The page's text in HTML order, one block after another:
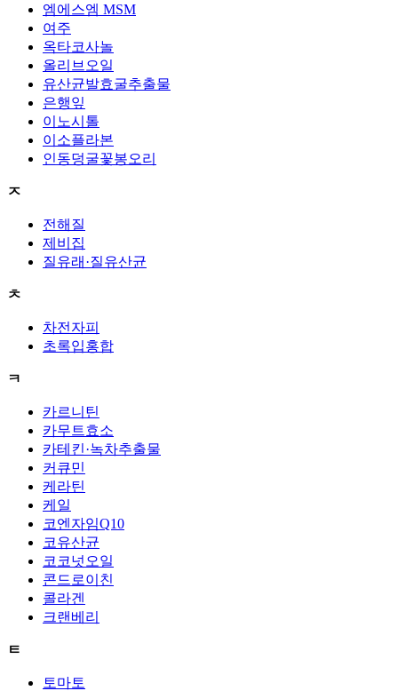
엠에스엠 MSM
여주
옥타코사놀
올리브오일
유산균발효굴추출물
은행잎
이노시톨
이소플라본
인동덩굴꽃봉오리
ㅈ
전해질
제비집
질유래·질유산균
ㅊ
차전자피
초록입홍합
ㅋ
카르니틴
카무트효소
카테킨·녹차추출물
커큐민
케라틴
케일
코엔자임Q10
코유산균
코코넛오일
콘드로이친
콜라겐
크랜베리
ㅌ
토마토